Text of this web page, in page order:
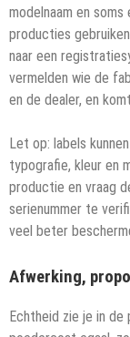
modelnaam en
producties
naar een
vermelden wie de
en de dealer, en
Let op: labels
typografie, kleur en
productie en vraag
serienummer te
veel beter
Afwerking,
Echtheid zie je in